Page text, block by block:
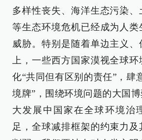
多样性丧失、海洋生态污染、
等生态环境危机已经成为人类
威胁。特别是随着单边主义
上，一些西方国家漠视全球
化“共同但有区别的责任”，肆
境牌”，围绕环境问题的大国
大发展中国家在全球环境治
足，全球减排框架的约束力